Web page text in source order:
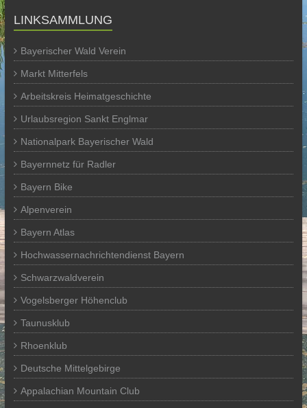
LINKSAMMLUNG
Bayerischer Wald Verein
Markt Mitterfels
Arbeitskreis Heimatgeschichte
Urlaubsregion Sankt Englmar
Nationalpark Bayerischer Wald
Bayernnetz für Radler
Bayern Bike
Alpenverein
Bayern Atlas
Hochwassernachrichtendienst Bayern
Schwarzwaldverein
Vogelsberger Höhenclub
Taunusklub
Rhoenklub
Deutsche Mittelgebirge
Appalachian Mountain Club